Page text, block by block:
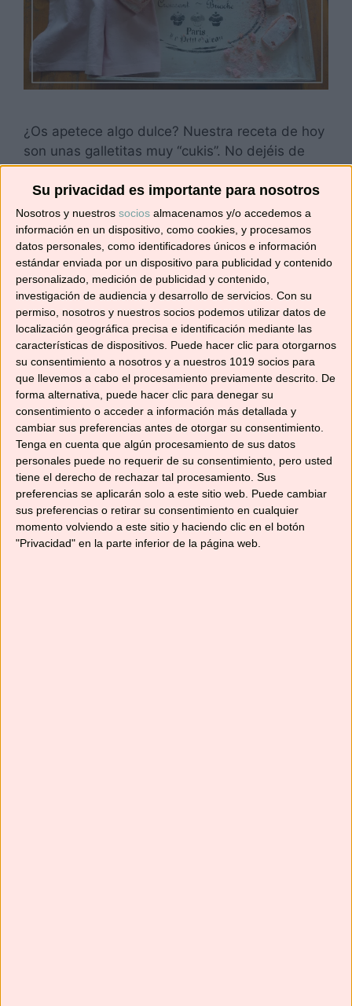
Su privacidad es importante para nosotros
Nosotros y nuestros socios almacenamos y/o accedemos a
información en un dispositivo, como cookies, y procesamos
datos personales, como identificadores únicos e información
estándar enviada por un dispositivo para publicidad y contenido
personalizado, medición de publicidad y contenido,
investigación de audiencia y desarrollo de servicios. Con su
permiso, nosotros y nuestros socios podemos utilizar datos de
localización geográfica precisa e identificación mediante las
características de dispositivos. Puede hacer clic para otorgarnos
su consentimiento a nosotros y a nuestros 1019 socios para
que llevemos a cabo el procesamiento previamente descrito. De
forma alternativa, puede hacer clic para denegar su
consentimiento o acceder a información más detallada y
cambiar sus preferencias antes de otorgar su consentimiento.
Tenga en cuenta que algún procesamiento de sus datos
personales puede no requerir de su consentimiento, pero usted
tiene el derecho de rechazar tal procesamiento. Sus
preferencias se aplicarán solo a este sitio web. Puede cambiar
sus preferencias o retirar su consentimiento en cualquier
momento volviendo a este sitio y haciendo clic en el botón
"Privacidad" en la parte inferior de la página web.
¿Os apetece algo dulce? Nuestra receta de hoy
son unas galletitas muy “cukis”. No dejéis de
hacerlas y no os las comáis todas (¡ay
golosines!), que pronto vamos a hacer un postre
de rechupete con unos cuantos biscuits. En una
lata se conservan perfectamente (lo hemos
probado y eso que nos ha costado un montón
…Leer más
Categorías
Recetas con Thermomix ,Recetas de postres
y dulces
Etiquetas
biscuits rosés,cocina francesa,cocina
internacional
galletas galletas caseras
Navidad,robot de cocina,Tm31,Tm5,TM6
10 comentarios
Categorías